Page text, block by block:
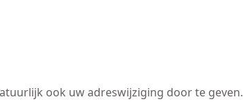
ook uw adreswijziging door te geven.